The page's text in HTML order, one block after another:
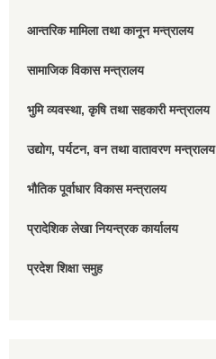
आन्तरिक मामिला तथा कानून मन्त्रालय
सामाजिक विकास मन्त्रालय
भुमि व्यवस्था, कृषि तथा सहकारी मन्त्रालय
उद्योग, पर्यटन, वन तथा वातावरण मन्त्रालय
भौतिक पूर्वाधार विकास मन्त्रालय
प्रादेशिक लेखा नियन्त्रक कार्यालय
प्रदेश शिक्षा समुह